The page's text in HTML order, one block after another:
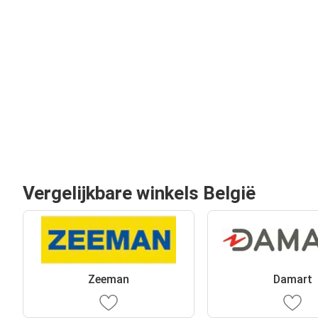
Vergelijkbare winkels België
Zeeman Damart